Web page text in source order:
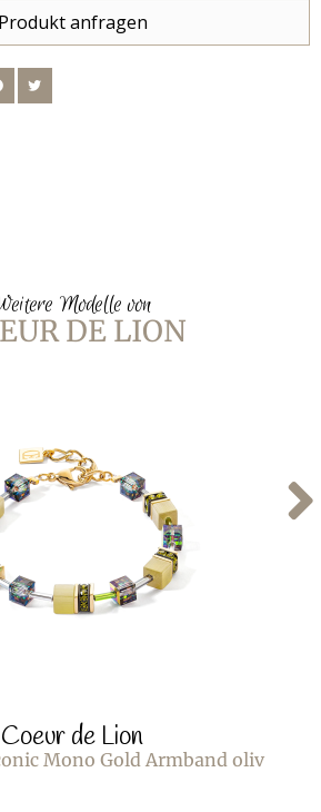
Produkt anfragen
Modelle von
DE LION
Coeur de Lion
Mono Gold Armband oliv